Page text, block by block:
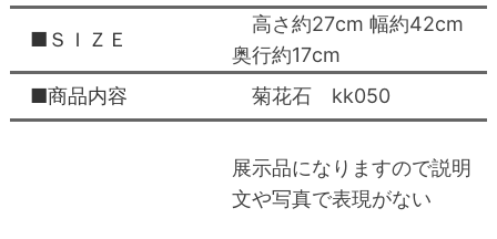
■ＳＩＺＥ
高さ約27cm 幅約42cm
奥行約17cm
■商品内容
菊花石 kk050
展示品になりますので説明
文や写真で表現がない